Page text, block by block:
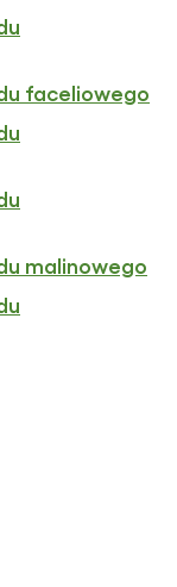
faceliowego
malinowego